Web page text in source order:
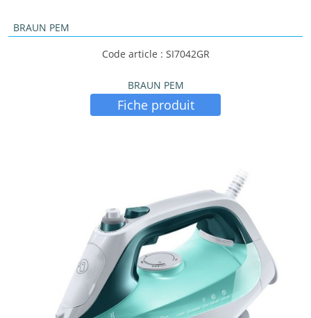
BRAUN PEM
Code article : SI7042GR
BRAUN PEM
Fiche produit